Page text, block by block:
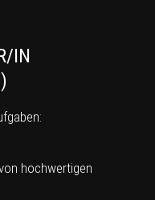
IN
hochwertigen